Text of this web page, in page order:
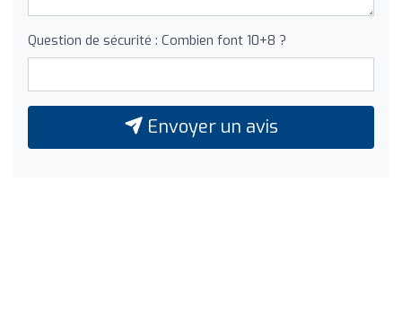
Question de sécurité : Combien font 10+8 ?
Envoyer un avis